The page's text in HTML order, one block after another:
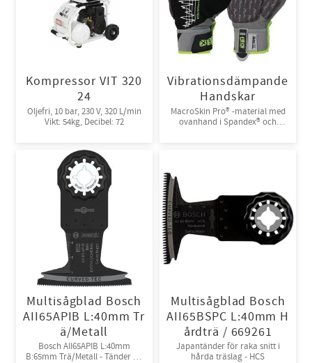
Kompressor VIT 320
24
Oljefri, 10 bar, 230 V, 320 L/min
Vikt: 54kg, Decibel: 72
Vibrationsdämpande
Handskar
MacroSkin Pro® -material med
ovanhand i Spandex® och
Multisågblad Bosch
AII65APIB L:40mm Tr
ä/Metall
Bosch AII65APIB L:40mm
B:65mm Trä/Metall - Tänder av
Multisågblad Bosch
AII65BSPC L:40mm H
årdträ / 669261
Japantänder för raka snitt i
hårda träslag - HCS